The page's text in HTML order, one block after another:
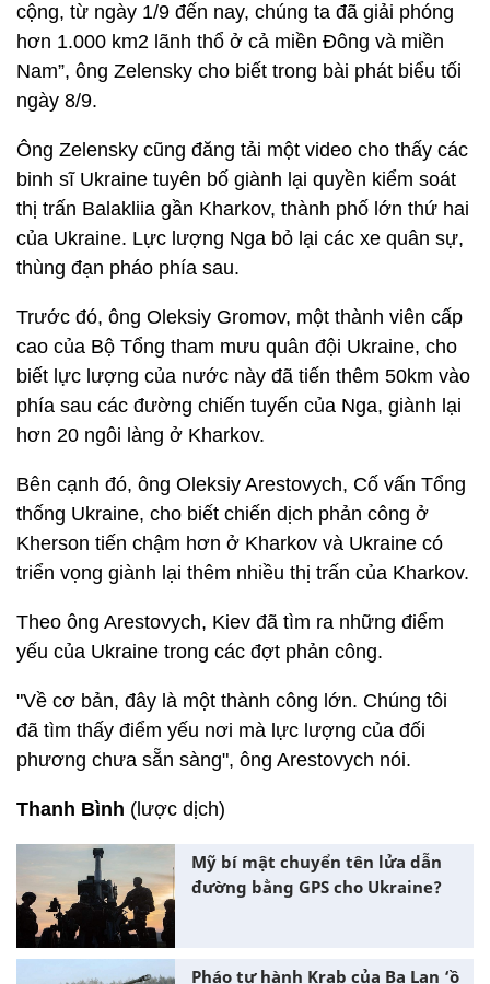
cộng, từ ngày 1/9 đến nay, chúng ta đã giải phóng
hơn 1.000 km2 lãnh thổ ở cả miền Đông và miền
Nam”, ông Zelensky cho biết trong bài phát biểu tối
ngày 8/9.
Ông Zelensky cũng đăng tải một video cho thấy các
binh sĩ Ukraine tuyên bố giành lại quyền kiểm soát
thị trấn Balakliia gần Kharkov, thành phố lớn thứ hai
của Ukraine. Lực lượng Nga bỏ lại các xe quân sự,
thùng đạn pháo phía sau.
Trước đó, ông Oleksiy Gromov, một thành viên cấp
cao của Bộ Tổng tham mưu quân đội Ukraine, cho
biết lực lượng của nước này đã tiến thêm 50km vào
phía sau các đường chiến tuyến của Nga, giành lại
hơn 20 ngôi làng ở Kharkov.
Bên cạnh đó, ông Oleksiy Arestovych, Cố vấn Tổng
thống Ukraine, cho biết chiến dịch phản công ở
Kherson tiến chậm hơn ở Kharkov và Ukraine có
triển vọng giành lại thêm nhiều thị trấn của Kharkov.
Theo ông Arestovych, Kiev đã tìm ra những điểm
yếu của Ukraine trong các đợt phản công.
"Về cơ bản, đây là một thành công lớn. Chúng tôi
đã tìm thấy điểm yếu nơi mà lực lượng của đối
phương chưa sẵn sàng", ông Arestovych nói.
Thanh Bình (lược dịch)
Mỹ bí mật chuyển tên lửa dẫn
đường bằng GPS cho Ukraine?
Pháo tự hành Krab của Ba Lan ‘ồ